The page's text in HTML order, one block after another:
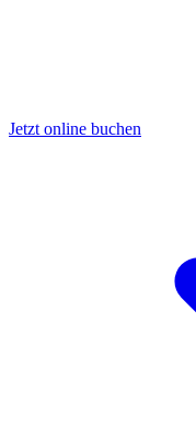
Jetzt online buchen